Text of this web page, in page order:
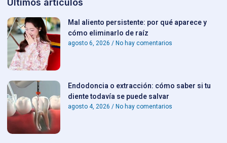
Últimos artículos
Mal aliento persistente: por qué aparece y
cómo eliminarlo de raíz
agosto 6, 2026 No hay comentarios
Endodoncia o extracción: cómo saber si tu
diente todavía se puede salvar
agosto 4, 2026 No hay comentarios